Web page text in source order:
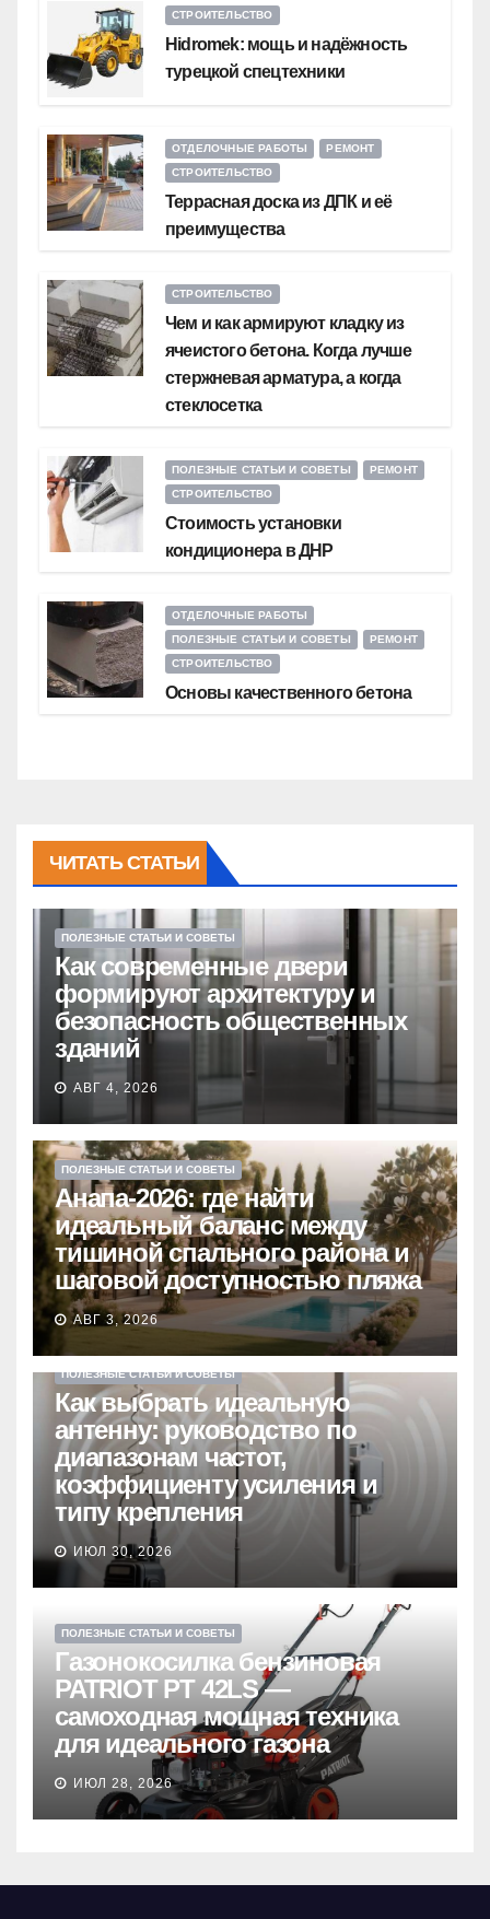
СТРОИТЕЛЬСТВО
Hidromek: мощь и надёжность
турецкой спецтехники
ОТДЕЛОЧНЫЕ РАБОТЫ
РЕМОНТ
СТРОИТЕЛЬСТВО
Террасная доска из ДПК и её
преимущества
СТРОИТЕЛЬСТВО
Чем и как армируют кладку из
ячеистого бетона. Когда лучше
стержневая арматура, а когда
стеклосетка
ПОЛЕЗНЫЕ СТАТЬИ И СОВЕТЫ
РЕМОНТ
СТРОИТЕЛЬСТВО
Стоимость установки
кондиционера в ДНР
ОТДЕЛОЧНЫЕ РАБОТЫ
ПОЛЕЗНЫЕ СТАТЬИ И СОВЕТЫ
РЕМОНТ
СТРОИТЕЛЬСТВО
Основы качественного бетона
ЧИТАТЬ СТАТЬИ
ПОЛЕЗНЫЕ СТАТЬИ И СОВЕТЫ
Как современные двери
формируют архитектуру и
безопасность общественных
зданий
АВГ 4, 2026
ПОЛЕЗНЫЕ СТАТЬИ И СОВЕТЫ
Анапа-2026: где найти
идеальный баланс между
тишиной спального района и
шаговой доступностью пляжа
АВГ 3, 2026
ПОЛЕЗНЫЕ СТАТЬИ И СОВЕТЫ
Как выбрать идеальную
антенну: руководство по
диапазонам частот,
коэффициенту усиления и
типу крепления
ИЮЛ 30, 2026
ПОЛЕЗНЫЕ СТАТЬИ И СОВЕТЫ
Газонокосилка бензиновая
PATRIOT PT 42LS —
самоходная мощная техника
для идеального газона
ИЮЛ 28, 2026